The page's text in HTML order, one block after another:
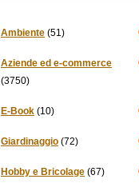
Ambiente (51)
Aziende ed e-commerce
(3750)
E-Book (10)
Giardinaggio (72)
Hobby e Bricolage (67)